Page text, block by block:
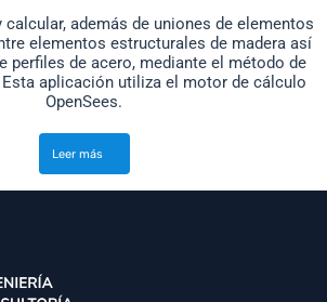
calcular, además de uniones de elementos
elementos estructurales de madera así
perfiles de acero, mediante el método de
aplicación utiliza el motor de cálculo
OpenSees.
Leer más